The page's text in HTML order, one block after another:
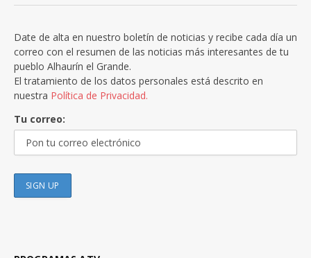
Date de alta en nuestro boletín de noticias y recibe cada día un
correo con el resumen de las noticias más interesantes de tu
pueblo Alhaurín el Grande.
El tratamiento de los datos personales está descrito en
nuestra Política de Privacidad.
Tu correo: